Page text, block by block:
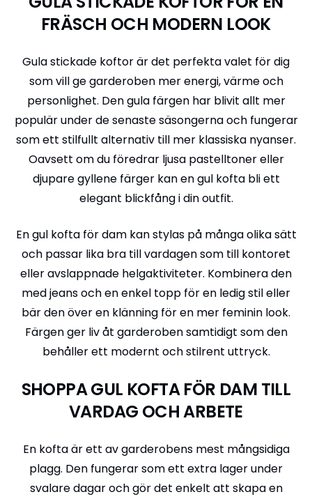
FRÄSCH OCH MODERN LOOK
Gula stickade koftor är det perfekta valet för dig
som vill ge garderoben mer energi, värme och
personlighet. Den gula färgen har blivit allt mer
populär under de senaste säsongerna och fungerar
som ett stilfullt alternativ till mer klassiska nyanser.
Oavsett om du föredrar ljusa pastelltoner eller
djupare gyllene färger kan en gul kofta bli ett
elegant blickfång i din outfit.
En gul kofta för dam kan stylas på många olika sätt
och passar lika bra till vardagen som till kontoret
eller avslappnade helgaktiviteter. Kombinera den
med jeans och en enkel topp för en ledig stil eller
bär den över en klänning för en mer feminin look.
Färgen ger liv åt garderoben samtidigt som den
behåller ett modernt och stilrent uttryck.
SHOPPA GUL KOFTA FÖR DAM TILL
VARDAG OCH ARBETE
En kofta är ett av garderobens mest mångsidiga
plagg. Den fungerar som ett extra lager under
svalare dagar och gör det enkelt att skapa en